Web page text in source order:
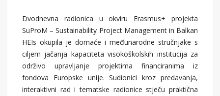
Dvodnevna radionica u okviru Erasmus+ projekta
SuProM – Sustainability Project Management in Balkan
HEIs okupila je domaće i međunarodne stručnjake s
ciljem jačanja kapaciteta visokoškolskih institucija za
održivo upravljanje projektima financiranima iz
fondova Europske unije. Sudionici kroz predavanja,
interaktivni rad i tematske radionice stječu praktična